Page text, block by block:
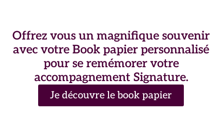
Offrez vous un magnifique souvenir
avec votre Book papier personnalisé
pour se remémorer votre
accompagnement Signature.
Je découvre le book papier